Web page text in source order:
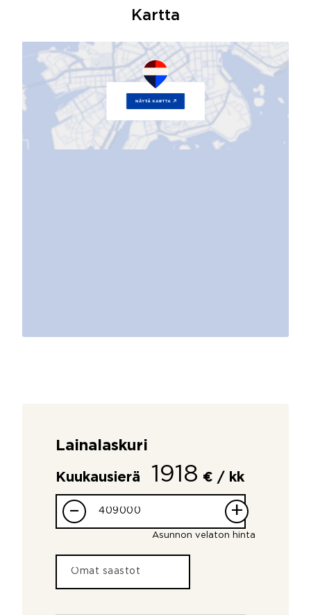
Kartta
Lainalaskuri
Kuukausierä 1918 € / kk
– +
Asunnon velaton hinta